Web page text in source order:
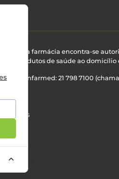
Esta farmácia encontra-se
produtos de saúde ao domicílio
Nº Infarmed: 21 798 7100